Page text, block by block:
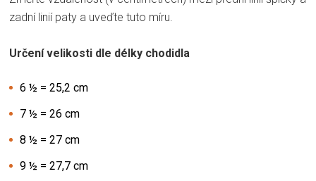
zadní linií paty a uveďte tuto míru.
Určení velikosti dle délky chodidla
6 ½ = 25,2 cm
7 ½ = 26 cm
8 ½ = 27 cm
9 ½ = 27,7 cm